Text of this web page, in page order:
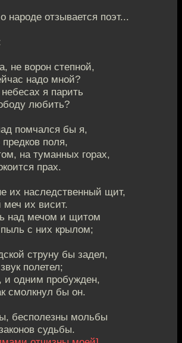
народе отзывается поэт...
не ворон степной,
надо мной?
я парить
любить?
помчался бы я,
поля,
на туманных горах,
прах.
их наследственный щит,
их висит.
над мечом и щитом
с них крылом;
струну бы задел,
полетел;
одним пробужден,
смолкнул бы он.
бесполезны мольбы
судьбы.